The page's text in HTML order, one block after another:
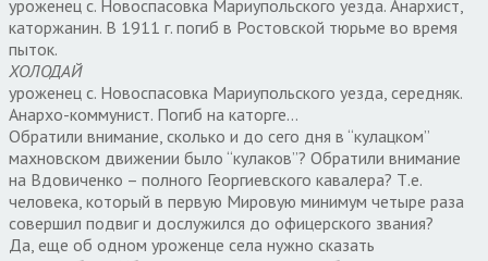
уроженец с. Новоспасовка Мариупольского уезда. Анархист,
каторжанин. В 1911 г. погиб в Ростовской тюрьме во время
пыток.
ХОЛОДАЙ
уроженец с. Новоспасовка Мариупольского уезда, середняк.
Анархо-коммунист. Погиб на каторге…
Обратили внимание, сколько и до сего дня в “кулацком”
махновском движении было “кулаков”? Обратили внимание
на Вдовиченко – полного Георгиевского кавалера? Т.е.
человека, который в первую Мировую минимум четыре раза
совершил подвиг и дослужился до офицерского звания?
Да, еще об одном уроженце села нужно сказать